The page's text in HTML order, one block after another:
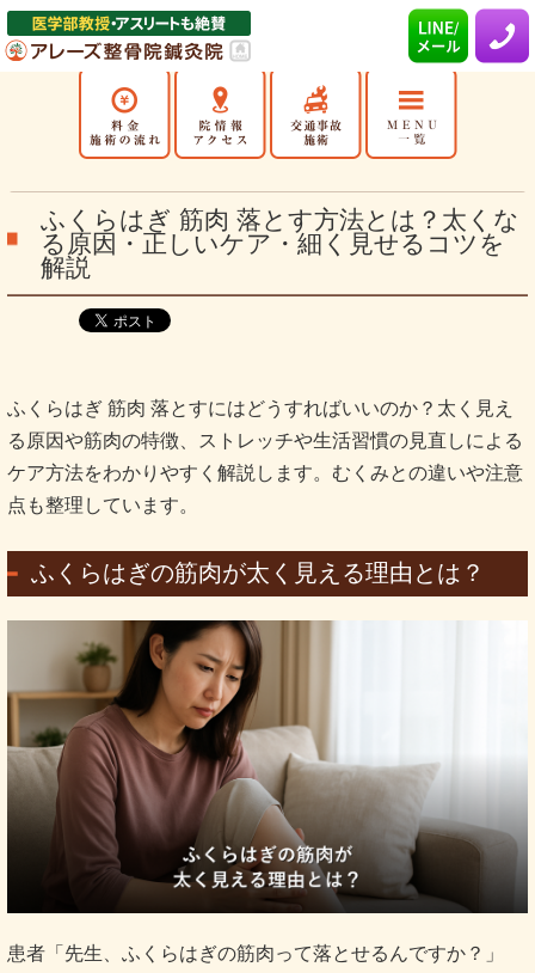
ふくらはぎ 筋肉 落とす方法とは？太くな
る原因・正しいケア・細く見せるコツを
解説
ふくらはぎ 筋肉 落とすにはどうすればいいのか？太く見え
る原因や筋肉の特徴、ストレッチや生活習慣の見直しによる
ケア方法をわかりやすく解説します。むくみとの違いや注意
点も整理しています。
ふくらはぎの筋肉が太く見える理由とは？
患者「先生、ふくらはぎの筋肉って落とせるんですか？」